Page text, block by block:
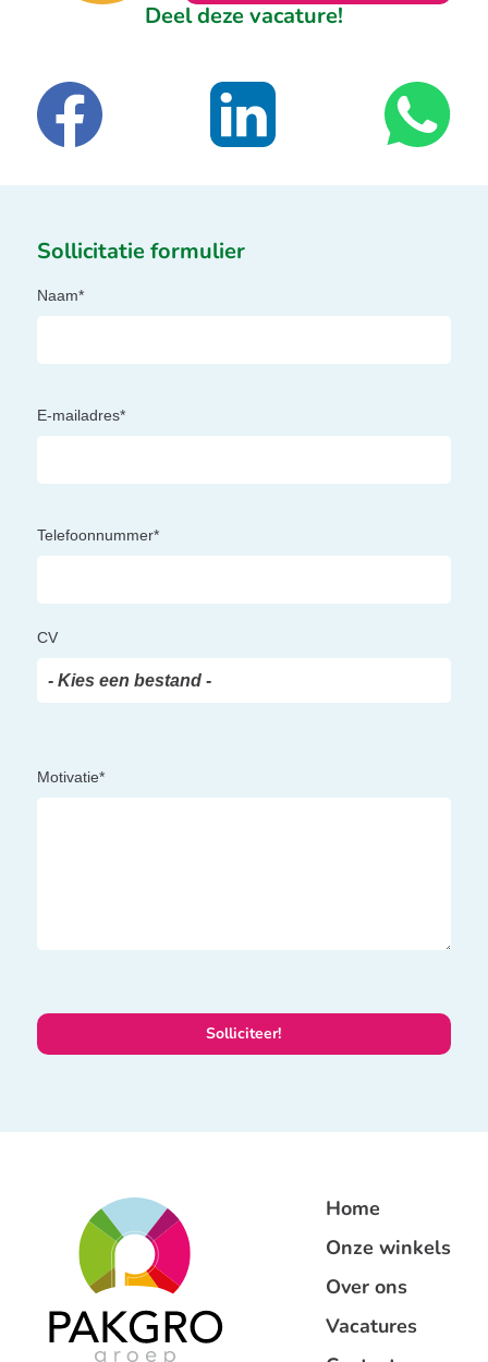
Deel deze vacature!
Sollicitatie formulier
Naam*
E-mailadres*
Telefoonnummer*
CV
- Kies een bestand -
Motivatie*
Home
Onze winkels
Over ons
Vacatures